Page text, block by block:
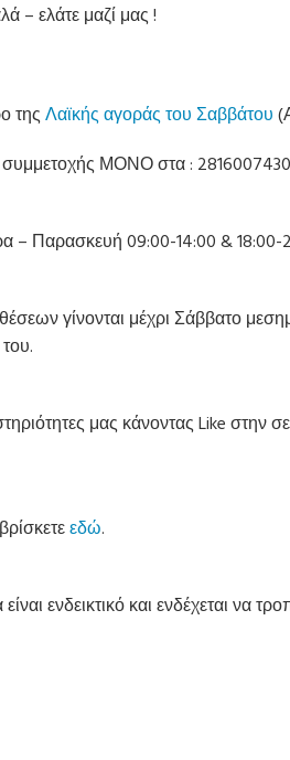
– ελάτε μαζί μας !
τηςΛαϊκής αγοράς του Σαββάτου
ΜΟΝΟ στα :
– Παρασκευή 09:00-14:00 & 18:00-
γίνονται μέχρι Σάββατο
μας κάνοντας Like στην
εδώ.
ενδεικτικό και ενδέχεται να